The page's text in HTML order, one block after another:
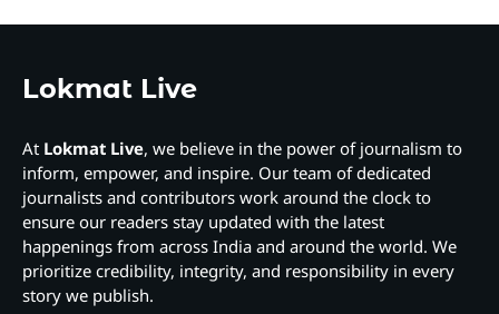
Lokmat Live
At Lokmat Live, we believe in the power of journalism to
inform, empower, and inspire. Our team of dedicated
journalists and contributors work around the clock to
ensure our readers stay updated with the latest
happenings from across India and around the world. We
prioritize credibility, integrity, and responsibility in every
story we publish.